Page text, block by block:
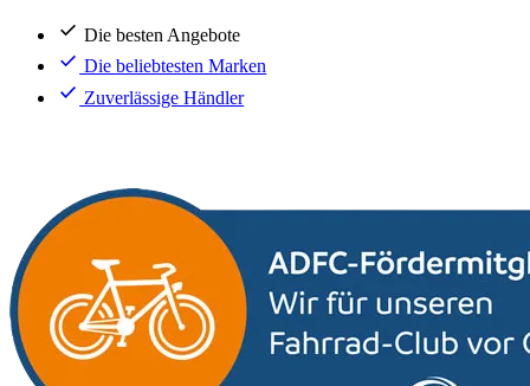
Die besten Angebote
Die beliebtesten Marken
Zuverlässige Händler